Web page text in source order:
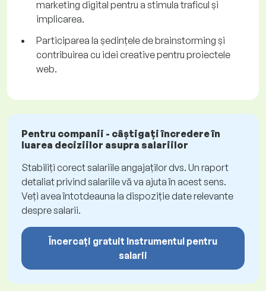
marketing digital pentru a stimula traficul și
implicarea.
Participarea la ședințele de brainstorming și
contribuirea cu idei creative pentru proiectele
web.
Pentru companii - câștigați încredere în
luarea deciziilor asupra salariilor
Stabiliți corect salariile angajaților dvs. Un raport
detaliat privind salariile vă va ajuta în acest sens.
Veți avea întotdeauna la dispoziție date relevante
despre salarii.
Încercați gratuit Instrumentul pentru
salarii